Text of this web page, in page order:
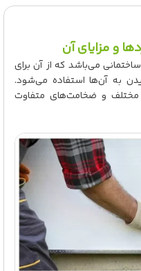
و مزایای آن
می‌باشد که از آن برای
به آن‌ها استفاده می‌شود.
مختلف و ضخامت‌های متفاوت